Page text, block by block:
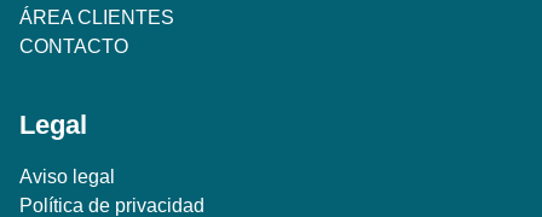
ÁREA CLIENTES
CONTACTO
Legal
Aviso legal
Política de privacidad